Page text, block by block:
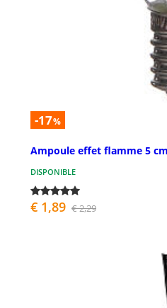
-17%
Ampoule effet flamme 5
DISPONIBLE
€ 1,89 € 2,29